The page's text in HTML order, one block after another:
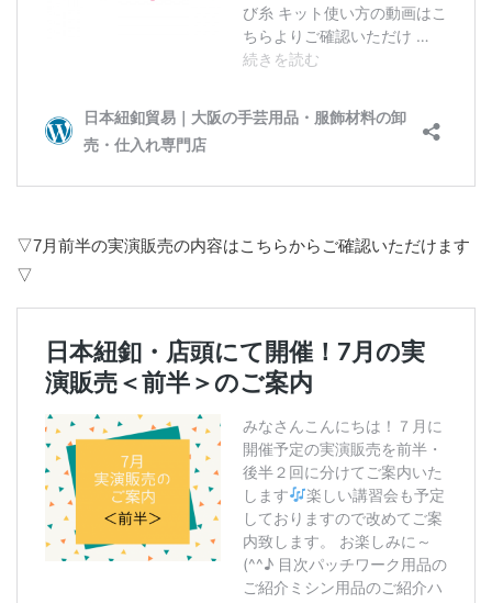
▽7月前半の実演販売の内容はこちらからご確認いただけます
▽